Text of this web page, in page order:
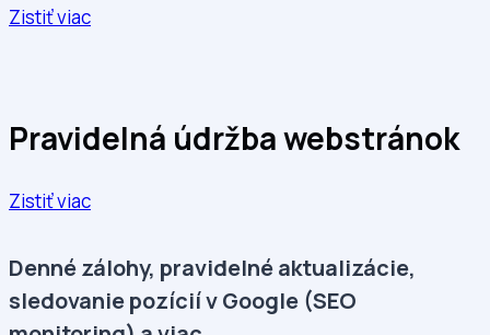
Zistiť viac
Pravidelná údržba webstránok
Zistiť viac
Denné zálohy, pravidelné aktualizácie,
sledovanie pozícií v Google (SEO